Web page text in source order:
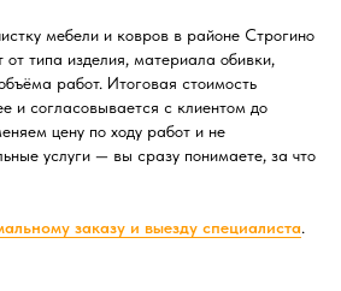
мебели и ковров в районе Строгино
типа изделия, материала обивки,
работ. Итоговая стоимость
и согласовывается с клиентом до
цену по ходу работ и не
услуги — вы сразу понимаете, за что
ьному заказу и выезду специалиста.